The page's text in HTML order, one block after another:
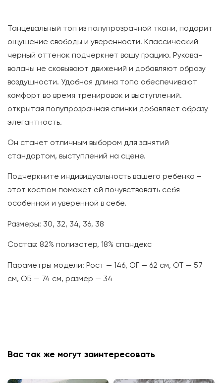
Танцевальный топ из полупрозрачной ткани, подарит
ощущение свободы и уверенности. Классический
черный оттенок подчеркнет вашу грацию. Рукава-
воланы не сковывают движений и добавляют образу
воздушности. Удобная длина топа обеспечивают
комфорт во время тренировок и выступлений.
открытая полупрозрачная спинки добавляет образу
элегантность.
Он станет отличным выбором для занятий
стандартом, выступлений на сцене.
Подчеркните индивидуальность вашего ребенка –
этот костюм поможет ей почувствовать себя
особенной и уверенной в себе.
Размеры: 30, 32, 34, 36, 38
Состав: 82% полиэстер, 18% спандекс
Параметры модели: Рост — 146, ОГ — 62 см, ОТ — 57
см, ОБ — 74 см, размер — 34
Вас так же могут заинтересовать